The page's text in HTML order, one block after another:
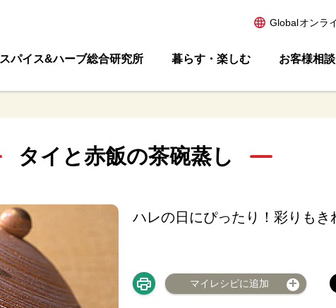
Globalオンラ
スパイス&ハーブ総合研究所 暮らす・楽しむ お客様相
タイと赤飯の茶碗蒸し
ハレの日にぴったり！彩りもき
マイレシピに追加